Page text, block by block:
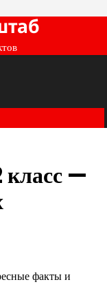
класс —